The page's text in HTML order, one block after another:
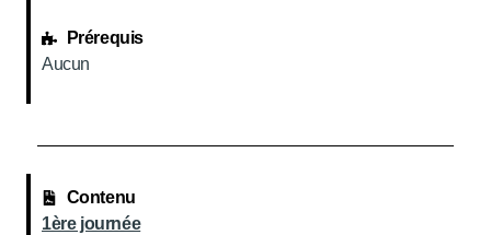
Prérequis
Aucun
Contenu
1ère journée